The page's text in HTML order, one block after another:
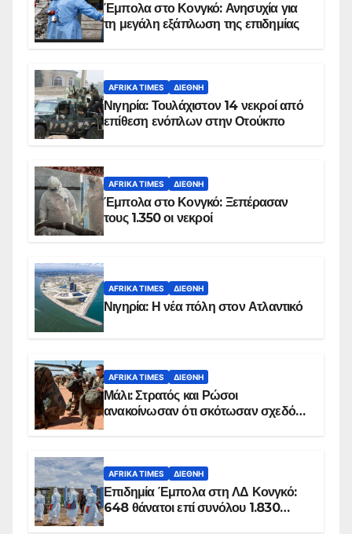
Έμπολα στο Κονγκό: Ανησυχία για
τη μεγάλη εξάπλωση της επιδημίας
AFRIKA TIMES ΔΙΕΘΝΉ
Νιγηρία: Τουλάχιστον 14 νεκροί από
επίθεση ενόπλων στην Οτούκπο
AFRIKA TIMES ΔΙΕΘΝΉ
Έμπολα στο Κονγκό: Ξεπέρασαν
τους 1.350 οι νεκροί
AFRIKA TIMES ΔΙΕΘΝΉ
Νιγηρία: Η νέα πόλη στον Ατλαντικό
AFRIKA TIMES ΔΙΕΘΝΉ
Μάλι: Στρατός και Ρώσοι
ανακοίνωσαν ότι σκότωσαν σχεδόν
AFRIKA TIMES ΔΙΕΘΝΉ
Επιδημία Έμπολα στη ΛΔ Κονγκό:
648 θάνατοι επί συνόλου 1.830